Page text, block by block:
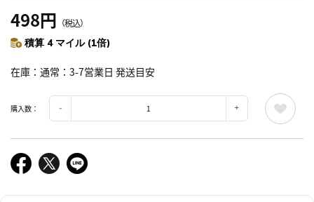
498円 （税込）
積算 4 マイル (1倍)
在庫 通常：3-7営業日 発送目安
購入数：